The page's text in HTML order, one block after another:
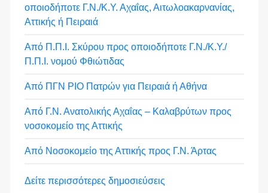
οποιοδήποτε Γ.Ν./Κ.Υ. Αχαΐας, Αιτωλοακαρνανίας,
Αττικής ή Πειραιά
Από Π.Π.Ι. Σκύρου προς οποιοδήποτε Γ.Ν./Κ.Υ./
Π.Π.Ι. νομού Φθιώτιδας
Από ΠΓΝ ΡΙΟ Πατρών για Πειραιά ή Αθήνα
Από Γ.Ν. Ανατολικής Αχαΐας – Καλαβρύτων προς
νοσοκομείο της Αττικής
Από Νοσοκομείο της Αττικής προς Γ.Ν. Άρτας
Δείτε περισσότερες δημοσιεύσεις